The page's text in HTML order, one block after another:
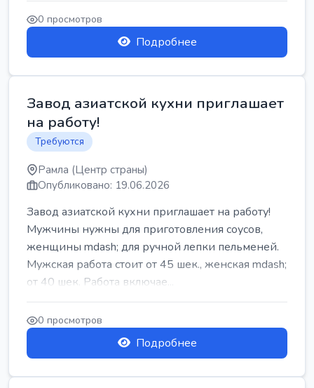
0 просмотров
Подробнее
Завод азиатской кухни приглашает
на работу!
Требуются
Рамла (Центр страны)
Опубликовано: 19.06.2026
Завод азиатской кухни приглашает на работу!
Мужчины нужны для приготовления соусов,
женщины mdash; для ручной лепки пельменей.
Мужская работа стоит от 45 шек., женская mdash;
от 40 шек. Работа включае...
0 просмотров
Подробнее